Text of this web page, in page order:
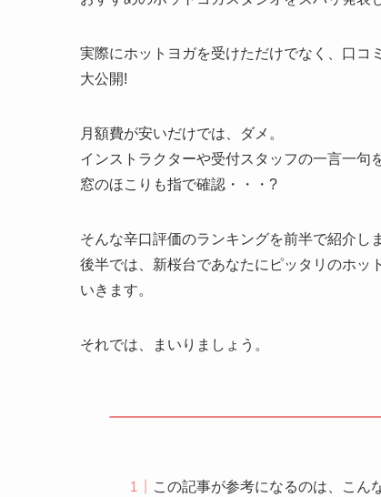
実際にホットヨガを受けただけでなく、口コ
大公開!
月額費が安いだけでは、ダメ。
インストラクターや受付スタッフの一言一句
窓のほこりも指で確認・・・?
そんな辛口評価のランキングを前半で紹介し
後半では、新桜台であなたにピッタリのホッ
いきます。
それでは、まいりましょう。
この記事が参考になるのは、こん